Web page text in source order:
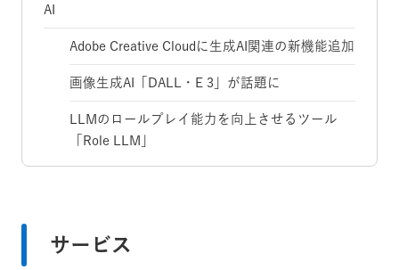
AI
Adobe Creative Cloudに生成AI関連の新機能追加
画像生成AI「DALL・E 3」が話題に
LLMのロールプレイ能力を向上させるツール
「Role LLM」
サービス